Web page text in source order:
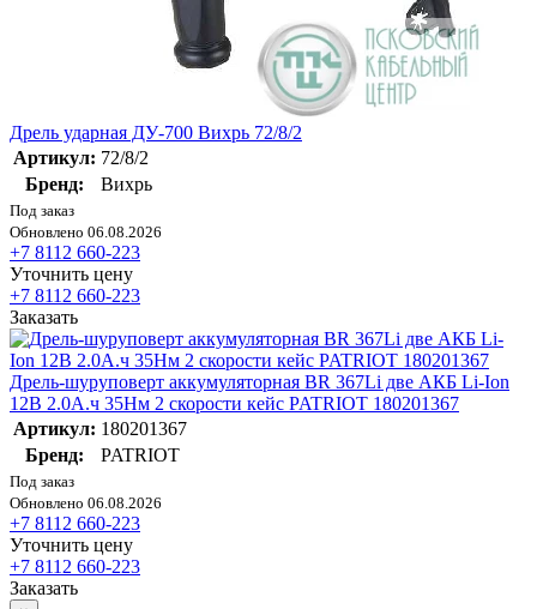
Дрель ударная ДУ-700 Вихрь 72/8/2
Артикул: 72/8/2
Бренд:
Вихрь
Под заказ
Обновлено 06.08.2026
+7 8112 660-223
Уточнить цену
+7 8112 660-223
Заказать
Дрель-шуруповерт аккумуляторная BR 367Li две АКБ Li-Ion
12В 2.0А.ч 35Нм 2 скорости кейс PATRIOT 180201367
Артикул: 180201367
Бренд:
PATRIOT
Под заказ
Обновлено 06.08.2026
+7 8112 660-223
Уточнить цену
+7 8112 660-223
Заказать